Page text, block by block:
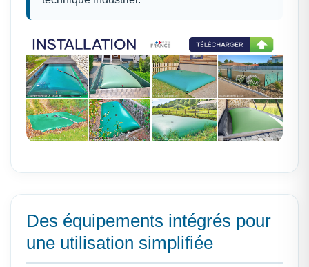
Des équipements intégrés pour
une utilisation simplifiée